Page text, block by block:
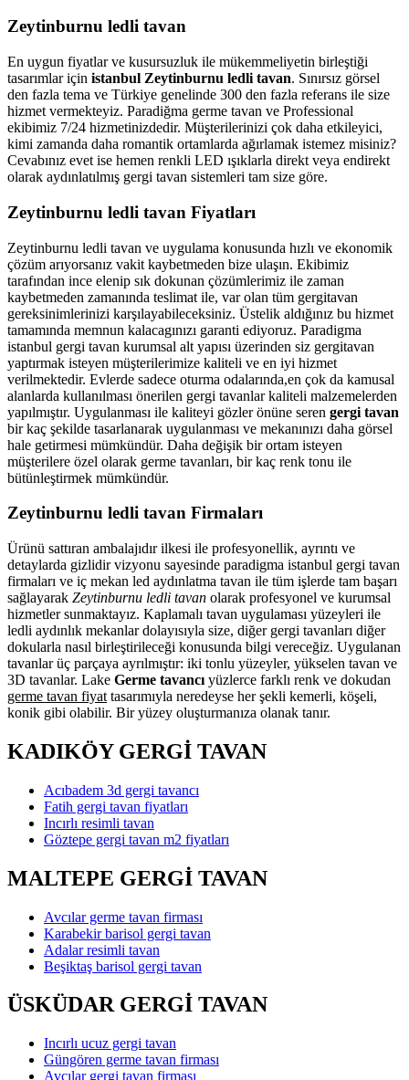
Zeytinburnu ledli tavan
En uygun fiyatlar ve kusursuzluk ile mükemmeliyetin birleştiği
tasarımlar için istanbul Zeytinburnu ledli tavan. Sınırsız görsel
den fazla tema ve Türkiye genelinde 300 den fazla referans ile size
hizmet vermekteyiz. Paradiğma germe tavan ve Professional
ekibimiz 7/24 hizmetinizdedir. Müşterilerinizi çok daha etkileyici,
kimi zamanda daha romantik ortamlarda ağırlamak istemez misiniz?
Cevabınız evet ise hemen renkli LED ışıklarla direkt veya endirekt
olarak aydınlatılmış gergi tavan sistemleri tam size göre.
Zeytinburnu ledli tavan Fiyatları
Zeytinburnu ledli tavan ve uygulama konusunda hızlı ve ekonomik
çözüm arıyorsanız vakit kaybetmeden bize ulaşın. Ekibimiz
tarafından ince elenip sık dokunan çözümlerimiz ile zaman
kaybetmeden zamanında teslimat ile, var olan tüm gergitavan
gereksinimlerinizi karşılayabileceksiniz. Üstelik aldığınız bu hizmet
tamamında memnun kalacagınızı garanti ediyoruz. Paradigma
istanbul gergi tavan kurumsal alt yapısı üzerinden siz gergitavan
yaptırmak isteyen müşterilerimize kaliteli ve en iyi hizmet
verilmektedir. Evlerde sadece oturma odalarında,en çok da kamusal
alanlarda kullanılması önerilen gergi tavanlar kaliteli malzemelerden
yapılmıştır. Uygulanması ile kaliteyi gözler önüne seren gergi tavan
bir kaç şekilde tasarlanarak uygulanması ve mekanınızı daha görsel
hale getirmesi mümkündür. Daha değişik bir ortam isteyen
müşterilere özel olarak germe tavanları, bir kaç renk tonu ile
bütünleştirmek mümkündür.
Zeytinburnu ledli tavan Firmaları
Ürünü sattıran ambalajıdır ilkesi ile profesyonellik, ayrıntı ve
detaylarda gizlidir vizyonu sayesinde paradigma istanbul gergi tavan
firmaları ve iç mekan led aydınlatma tavan ile tüm işlerde tam başarı
sağlayarak Zeytinburnu ledli tavan olarak profesyonel ve kurumsal
hizmetler sunmaktayız. Kaplamalı tavan uygulaması yüzeyleri ile
ledli aydınlık mekanlar dolayısıyla size, diğer gergi tavanları diğer
dokularla nasıl birleştirileceği konusunda bilgi vereceğiz. Uygulanan
tavanlar üç parçaya ayrılmıştır: iki tonlu yüzeyler, yükselen tavan ve
3D tavanlar. Lake Germe tavancı yüzlerce farklı renk ve dokudan
germe tavan fiyat tasarımıyla neredeyse her şekli kemerli, köşeli,
konik gibi olabilir. Bir yüzey oluşturmanıza olanak tanır.
KADIKÖY GERGİ TAVAN
Acıbadem 3d gergi tavancı
Fatih gergi tavan fiyatları
Incırlı resimli tavan
Göztepe gergi tavan m2 fiyatları
MALTEPE GERGİ TAVAN
Avcılar germe tavan firması
Karabekir barisol gergi tavan
Adalar resimli tavan
Beşiktaş barisol gergi tavan
ÜSKÜDAR GERGİ TAVAN
Incırlı ucuz gergi tavan
Güngören germe tavan firması
Avcılar gergi tavan firması